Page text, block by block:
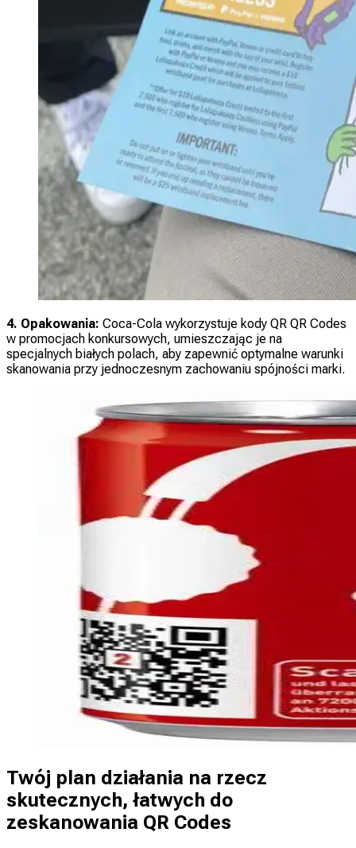
4. Opakowania: Coca-Cola wykorzystuje kody QR QR Codes
w promocjach konkursowych, umieszczając je na
specjalnych białych polach, aby zapewnić optymalne warunki
skanowania przy jednoczesnym zachowaniu spójności marki.
Twój plan działania na rzecz
skutecznych, łatwych do
zeskanowania QR Codes